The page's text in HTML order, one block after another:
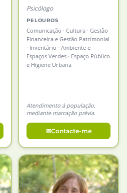
Psicólogo
PELOUROS
Comunicação · Cultura · Gestão
Financeira e Gestão Patrimonial
· Inventário · Ambiente e
Espaços Verdes · Espaço Público
e Higiene Urbana
Atendimento à população,
mediante marcação prévia.
Contacte-me